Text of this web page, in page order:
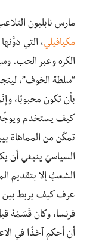
مارس نابليون
مكيافيلي، التي
“سلطة الخوف”،
بأن تكون محبوبًا،
كيف يستخدم
تمكّن من المماهاة
السياسيّ ينبغي أن
الشعبُ إلا بتقديم
عرف كيف يربط بين
فرنسا، وكان قَسَمُهُ
أن أحكم آخذًا في